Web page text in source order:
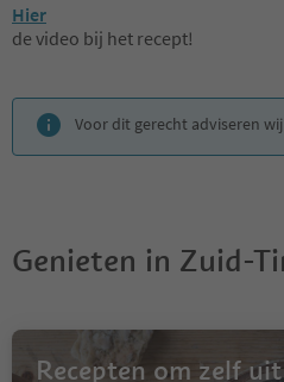
Hier
de video bij het recept!
Voor dit gerecht adviseren
Genieten in Zuid-
Recepten om zelf uit